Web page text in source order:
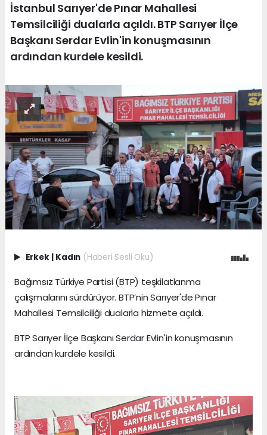
İstanbul Sarıyer'de Pınar Mahallesi
Temsilciliği dualarla açıldı. BTP Sarıyer İlçe
Başkanı Serdar Evlin'in konuşmasının
ardından kurdele kesildi.
Erkek | Kadın (Haberi Sesli Oku)
Bağımsız Türkiye Partisi (BTP) teşkilatlanma
çalışmalarını sürdürüyor. BTP’nin Sarıyer'de Pınar
Mahallesi Temsilciliği dualarla hizmete açıldı.
BTP Sarıyer İlçe Başkanı Serdar Evlin'in konuşmasının
ardından kurdele kesildi.